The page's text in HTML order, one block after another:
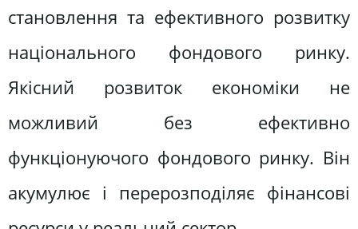
становлення та ефективного розвитку
національного фондового ринку.
Якісний розвиток економіки не
можливий без ефективно
функціонуючого фондового ринку. Він
акумулює і перерозподіляє фінансові